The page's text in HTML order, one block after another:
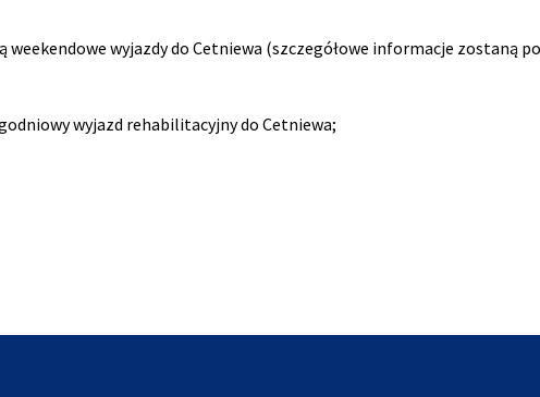
weekendowe wyjazdy do Cetniewa (szczegółowe informacje zostaną
wyjazd rehabilitacyjny do Cetniewa;